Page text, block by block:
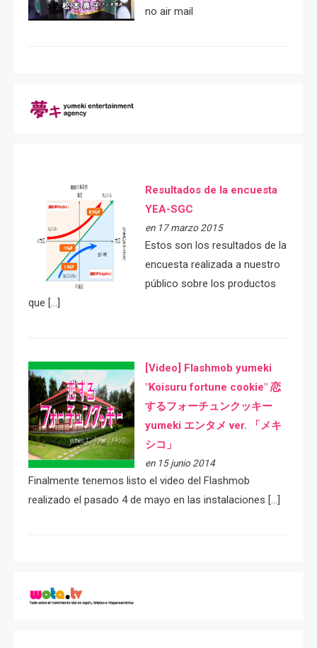
no air mail
Resultados de la encuesta
YEA-SGC
en 17 marzo 2015
Estos son los resultados de la
encuesta realizada a nuestro
público sobre los productos
que […]
[Video] Flashmob yumeki
"Koisuru fortune cookie" 恋
するフォーチュンクッキー
yumeki エンタメ ver. 「メキ
シコ」
en 15 junio 2014
Finalmente tenemos listo el video del Flashmob
realizado el pasado 4 de mayo en las instalaciones […]